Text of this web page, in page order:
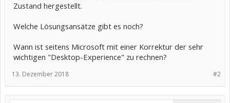
Zustand hergestellt.
Welche Lösungsansätze gibt es noch?
Wann ist seitens Microsoft mit einer Korrektur der sehr
wichtigen "Desktop-Experience" zu rechnen?
#2
13. Dezember 2018